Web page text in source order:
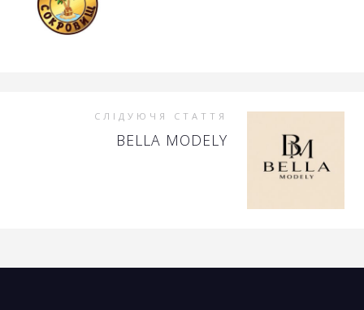
СЛІДУЮЧЯ СТАТТЯ
BELLA MODELY